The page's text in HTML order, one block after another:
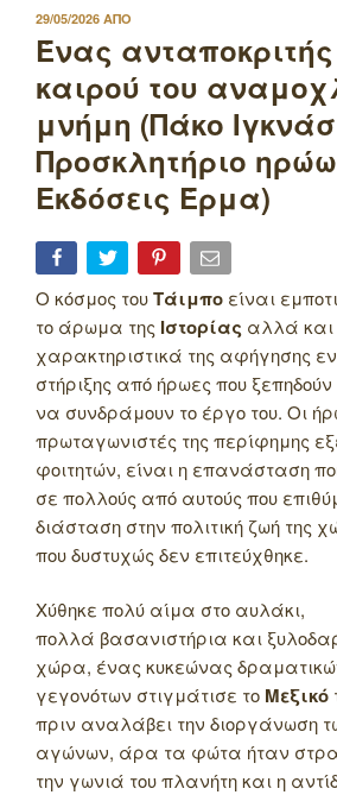
ΔΗΜΟΣΙΕΥΤΗΚΕ
ΣΤΙΣ
29/05/2026 ΑΠΟ
Ένας ανταποκριτής
καιρού του
μνήμη (Πάκο
Προσκλητήριο
Εκδόσεις Έρμα)
Ο κόσμος τουΤάιμπο είναι
το άρωμα της Ιστορίας αλλά και
χαρακτηριστικά της αφήγησης
στήριξης από ήρωες που
να συνδράμουν το έργο του. Οι
πρωταγωνιστές της περίφημης
φοιτητών, είναι η επανάσταση
σε πολλούς από αυτούς που
διάσταση στην πολιτική ζωή της
που δυστυχώς δεν επιτεύχθηκε.
Χύθηκε πολύ αίμα στο αυλάκι,
πολλά βασανιστήρια και
χώρα, ένας κυκεώνας
γεγονότων στιγμάτισε το Μεξικό
πριν αναλάβει την διοργάνωση
αγώνων, άρα τα φώτα ήταν
την γωνιά του πλανήτη και η